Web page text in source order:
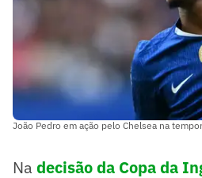
João Pedro em ação pelo Chelsea na
Na decisão da Copa da